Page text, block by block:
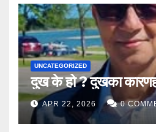
UNCATEGORIZED
दुख के हो ? दुखका
APR 22, 2026 0